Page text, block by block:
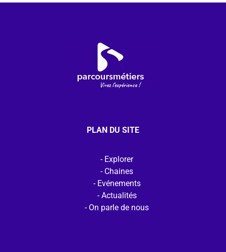
PLAN DU SITE
Explorer
Chaines
Evénements
Actualités
On parle de nous